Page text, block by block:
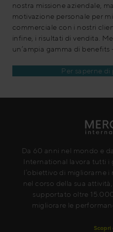
nostra missione aziendale,
motivazione personale per
commerciale con i nostri
infine, i risultati di vendita.
un’ampia gamma di benefits
Per saperne di
Da 60 anni nel mondo e
International lavora tutti i
l’obiettivo di migliorarne i
nel corso della sua
supportato oltre
migliorare le
Scopri